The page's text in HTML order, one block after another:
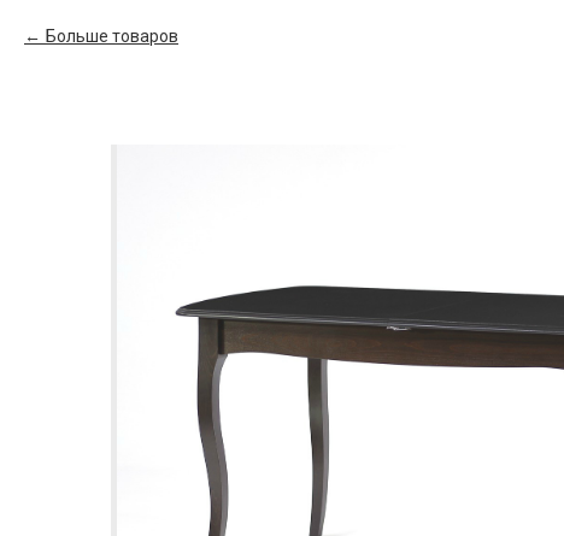
Больше товаров